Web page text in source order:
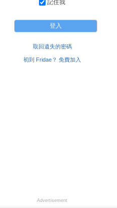
記住我
取回遺失的密碼
初到 Fridae？ 免費加入
Advertisement